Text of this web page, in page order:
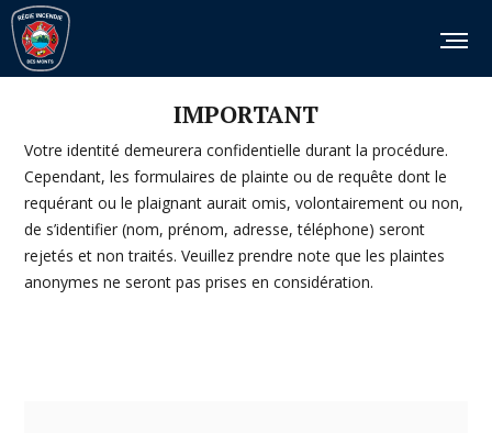
IMPORTANT
Votre identité demeurera confidentielle durant la procédure.
Cependant, les formulaires de plainte ou de requête dont le
requérant ou le plaignant aurait omis, volontairement ou non,
de s’identifier (nom, prénom, adresse, téléphone) seront
rejetés et non traités. Veuillez prendre note que les plaintes
anonymes ne seront pas prises en considération.